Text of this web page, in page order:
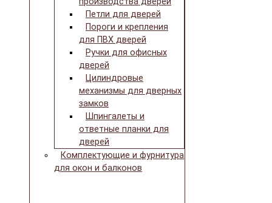
Петли для дверей
Пороги и крепления
для ПВХ дверей
Ручки для офисных
дверей
Цилиндровые
механизмы для дверных
замков
Шпингалеты и
ответные планки для
дверей
Комплектующие и фурнитура
для окон и балконов